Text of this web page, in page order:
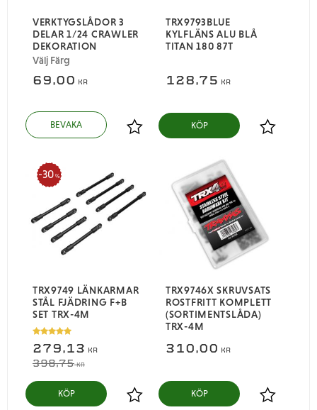
VERKTYGSLÅDOR 3
DELAR 1/24 CRAWLER
DEKORATION
Välj Färg
69,00 KR
Lägg till i favoriter
TRX9793BLUE
KYLFLÄNS ALU BLÅ
TITAN 180 87T
128,75 KR
Lägg till i
KÖP
TRX9749 LÄNKARMAR
STÅL FJÄDRING F+B
SET TRX-4M
279,13 KR
398,75KR
30 %
Lägg till i favoriter
KÖP
TRX9746X SKRUVSATS
ROSTFRITT KOMPLETT
(SORTIMENTSLÅDA)
TRX-4M
310,00 KR
Lägg till i
KÖP